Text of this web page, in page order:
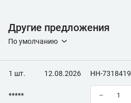
Другие предложения
По умолчанию
1 шт. 12.08.2026 НН-7318419
***** –